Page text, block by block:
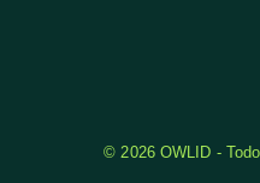
© 2026 OWLID -